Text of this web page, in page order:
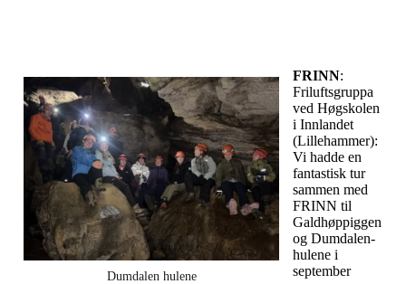
Dumdalen hulene
FRINN:
Friluftsgruppa
ved Høgskolen
i Innlandet
(Lillehammer):
Vi hadde en
fantastisk tur
sammen med
FRINN til
Galdhøppiggen
og Dumdalen-
hulene i
september